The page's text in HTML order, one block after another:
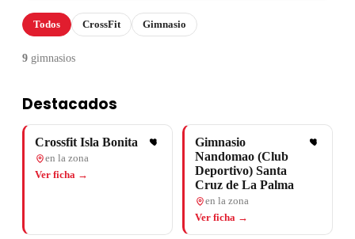
Todos CrossFit Gimnasio
9 gimnasios
Destacados
Crossfit Isla Bonita
en la zona
Ver ficha →
Gimnasio
Nandomao (Club
Deportivo) Santa
Cruz de La Palma
en la zona
Ver ficha →